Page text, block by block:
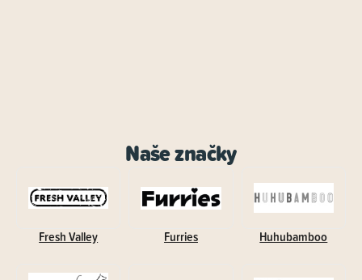
Naše značky
Fresh Valley Furries Huhubamboo